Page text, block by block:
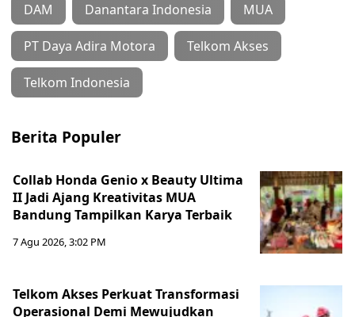
DAM Danantara Indonesia MUA
PT Daya Adira Motora Telkom Akses
Telkom Indonesia
Berita Populer
Collab Honda Genio x Beauty Ultima
II Jadi Ajang Kreativitas MUA
Bandung Tampilkan Karya Terbaik
7 Agu 2026, 3:02 PM
Telkom Akses Perkuat Transformasi
Operasional Demi Mewujudkan